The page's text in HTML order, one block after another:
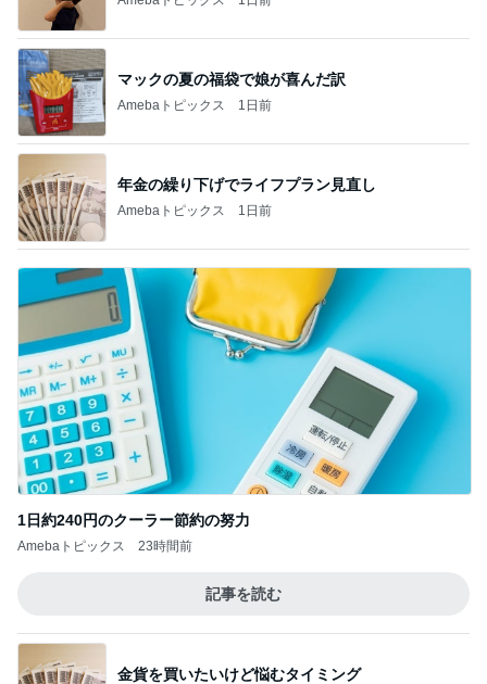
マックの夏の福袋で娘が喜んだ訳
Amebaトピックス 1日前
年金の繰り下げでライフプラン見直し
Amebaトピックス 1日前
1日約240円のクーラー節約の努力
Amebaトピックス 23時間前
記事を読む
金貨を買いたいけど悩むタイミング